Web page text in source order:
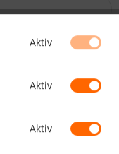
Aktiv
Aktiv
Aktiv